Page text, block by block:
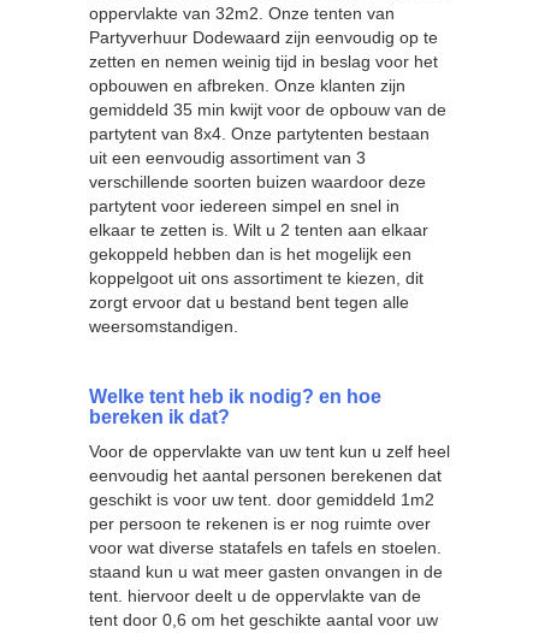
oppervlakte van 32m2. Onze tenten van
Partyverhuur Dodewaard zijn eenvoudig op te
zetten en nemen weinig tijd in beslag voor het
opbouwen en afbreken. Onze klanten zijn
gemiddeld 35 min kwijt voor de opbouw van de
partytent van 8x4. Onze partytenten bestaan
uit een eenvoudig assortiment van 3
verschillende soorten buizen waardoor deze
partytent voor iedereen simpel en snel in
elkaar te zetten is. Wilt u 2 tenten aan elkaar
gekoppeld hebben dan is het mogelijk een
koppelgoot uit ons assortiment te kiezen, dit
zorgt ervoor dat u bestand bent tegen alle
weersomstandigen.
Welke tent heb ik nodig? en hoe
bereken ik dat?
Voor de oppervlakte van uw tent kun u zelf heel
eenvoudig het aantal personen berekenen dat
geschikt is voor uw tent. door gemiddeld 1m2
per persoon te rekenen is er nog ruimte over
voor wat diverse statafels en tafels en stoelen.
staand kun u wat meer gasten onvangen in de
tent. hiervoor deelt u de oppervlakte van de
tent door 0,6 om het geschikte aantal voor uw